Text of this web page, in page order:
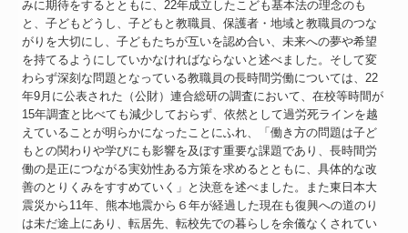
みに期待をするとともに、22年成立したこども基本法の理念のも
と、子どもどうし、子どもと教職員、保護者・地域と教職員のつな
がりを大切にし、子どもたちが互いを認め合い、未来への夢や希望
を持てるようにしていかなければならないと述べました。そして変
わらず深刻な問題となっている教職員の長時間労働については、22
年9月に公表された（公財）連合総研の調査において、在校等時間が
15年調査と比べても減少しておらず、依然として過労死ラインを越
えていることが明らかになったことにふれ、「働き方の問題は子ど
もとの関わりや学びにも影響を及ぼす重要な課題であり、長時間労
働の是正につながる実効性ある方策を求めるとともに、具体的な改
善のとりくみをすすめていく」と決意を述べました。また東日本大
震災から11年、熊本地震から６年が経過した現在も復興への道のり
は未だ途上にあり、転居先、転校先での暮らしを余儀なくされてい